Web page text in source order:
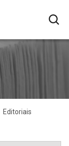
Editoriais